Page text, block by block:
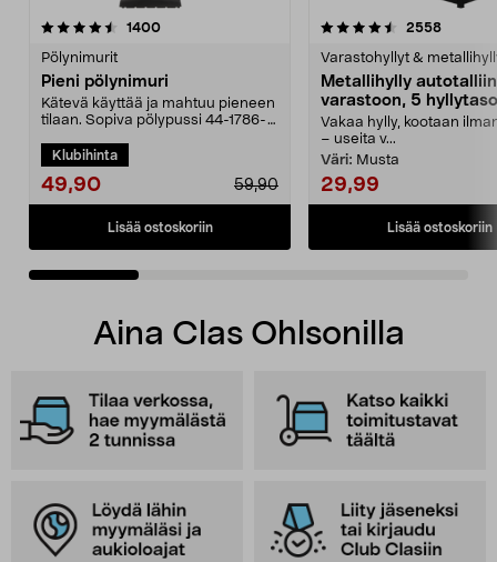
1400arvostelut
Pölynimurit
Pieni pölynimuri
Kätevä käyttää ja mahtuu pieneen
tilaan. Sopiva pölypussi 44-1786-
Klubihinta
49,90 59,90
Lisää ostoskoriin
4.5viidestä
2558
Varastohyllyt &
Metallihylly
varastoon, 5
Vakaa hylly, kootaan
– useita v...
Väri: Musta
29,99
Lisää ostoskoriin
4.5viidestä
Aina Clas Ohlsonilla